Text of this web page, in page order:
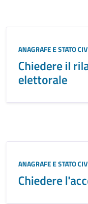
ANAGRAFE E STATO
Chiedere il
elettorale
ANAGRAFE E STATO
Chiedere